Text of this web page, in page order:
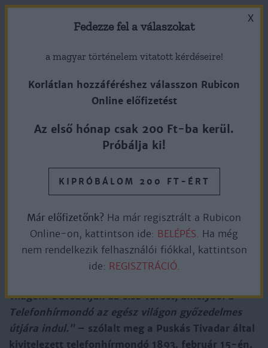
kezdte meg az első adását a
telefonhírmondó
„Üdvözöljük Budapest lakosságát. Üdvözöljük
világon. Üdvözöljük az első várost, amelyből a
Telefonhírmondó az egész világon győzedelmes
útjára indul.”– szólalt meg a Puskás Tivadar által
kivitelezett telefonhírmondó 1893. február 15-én.
X
Fedezze fel a válaszokat
a magyar történelem vitatott kérdéseire!
Korlátlan hozzáféréshez válasszon Rubicon
Online előfizetést
Az első hónap csak 200 Ft-ba kerül.
Próbálja ki!
KIPRÓBÁLOM 200 FT-ÉRT
Már előfizetőnk? Ha már regisztrált a Rubicon
Online-on, kattintson ide: BELÉPÉS. Ha még
nem rendelkezik felhasználói fiókkal, kattintson
ide: REGISZTRÁCIÓ.